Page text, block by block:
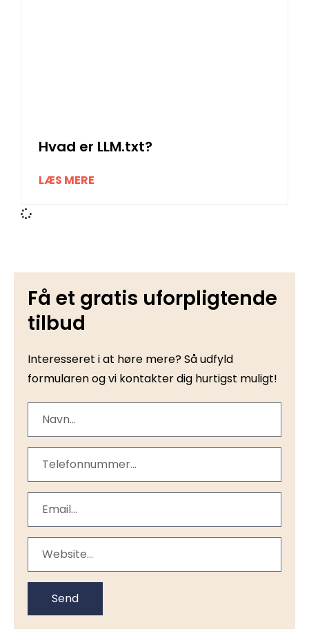
Hvad er LLM.txt?
LÆS MERE
Få et gratis uforpligtende
tilbud
Interesseret i at høre mere? Så udfyld
formularen og vi kontakter dig hurtigst muligt!
Send